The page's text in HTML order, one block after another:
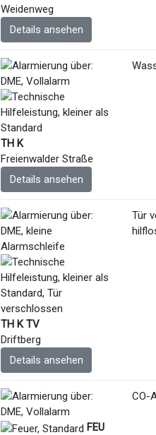
Weidenweg
Details ansehen
TH K
Freienwalder Straße
Details ansehen
TH K TV
Driftberg
Details ansehen
Tür
FEU
CO-